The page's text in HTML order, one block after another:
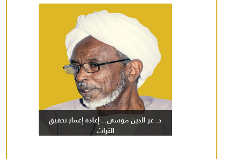
د. عز الدين موسى.. إعادة إعمار تحقيق
التراث